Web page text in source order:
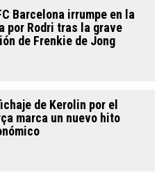
Barcelona irrumpe en la
por Rodri tras la grave
de Frenkie de Jong
de Kerolin por el
marca un nuevo hito